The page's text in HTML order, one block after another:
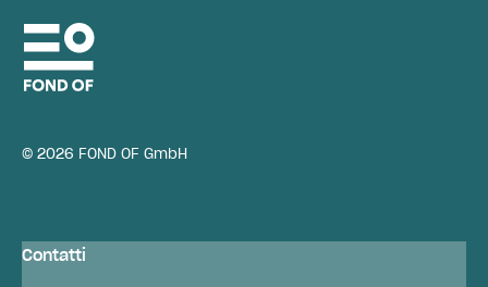
© 2026 FOND OF GmbH
Contatti